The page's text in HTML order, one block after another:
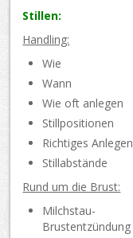
Stillen:
Handling:
Wie
Wann
Wie oft anlegen
Stillpositionen
Richtiges Anlegen
Stillabstände
Rund um die Brust:
Milchstau-
Brustentzündung